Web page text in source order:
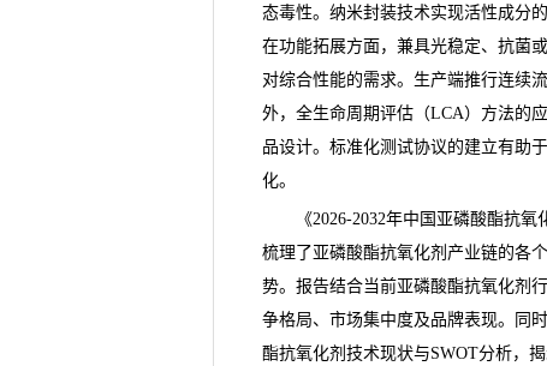
态毒性。纳米封装技术实现活性成分
在功能拓展方面，兼具光稳定、抗菌
对综合性能的需求。生产端推行连续
外，全生命周期评估（LCA）方法的
品设计。标准化测试协议的建立有助
化。
《2026-2032年中国亚磷酸酯抗
梳理了亚磷酸酯抗氧化剂产业链的各
势。报告结合当前亚磷酸酯抗氧化剂
争格局、市场集中度及品牌表现。同
酯抗氧化剂技术现状与SWOT分析，